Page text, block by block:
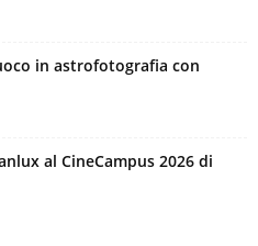
in astrofotografia con
al CineCampus 2026 di